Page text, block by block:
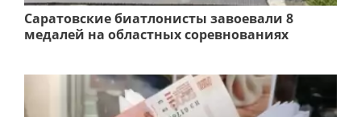
Саратовские биатлонисты завоевали 8
медалей на областных соревнованиях